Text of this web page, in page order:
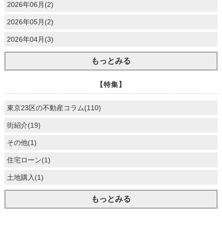
2026年06月(2)
2026年05月(2)
2026年04月(3)
もっとみる
【特集】
東京23区の不動産コラム(110)
街紹介(19)
その他(1)
住宅ローン(1)
土地購入(1)
もっとみる